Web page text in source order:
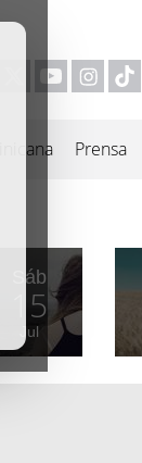
Prensa
Sáb
15
Jul